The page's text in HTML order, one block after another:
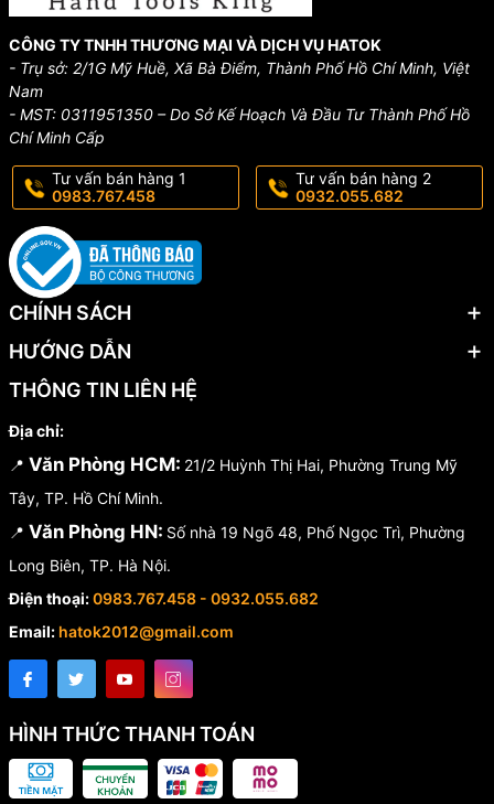
CÔNG TY TNHH THƯƠNG MẠI VÀ DỊCH VỤ HATOK
- Trụ sở: 2/1G Mỹ Huề, Xã Bà Điểm, Thành Phố Hồ Chí Minh, Việt
Nam
- MST: 0311951350 – Do Sở Kế Hoạch Và Đầu Tư Thành Phố Hồ
Chí Minh Cấp
Tư vấn bán hàng 1
0983.767.458
Tư vấn bán hàng 2
0932.055.682
CHÍNH SÁCH
HƯỚNG DẪN
THÔNG TIN LIÊN HỆ
Địa chỉ:
📍 Văn Phòng HCM: 21/2 Huỳnh Thị Hai, Phường Trung Mỹ
Tây, TP. Hồ Chí Minh.
📍 Văn Phòng HN: Số nhà 19 Ngõ 48, Phố Ngọc Trì, Phường
Long Biên, TP. Hà Nội.
Điện thoại:0983.767.458 - 0932.055.682
Email: hatok2012@gmail.com
HÌNH THỨC THANH TOÁN